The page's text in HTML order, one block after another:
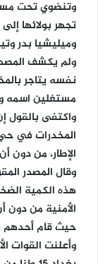
وتنضوي تحت
تجهر بولائها
وميليشيا بدر
ولم يكشف
نفسه يتاجر
مستغلين اسمه
واكتفى بالقول
المخدرات في
الإطار، من
وقال المصدر
هذه الكمية
الأمنية من دون
حيث قام أحدهم
وأعلنت القوات